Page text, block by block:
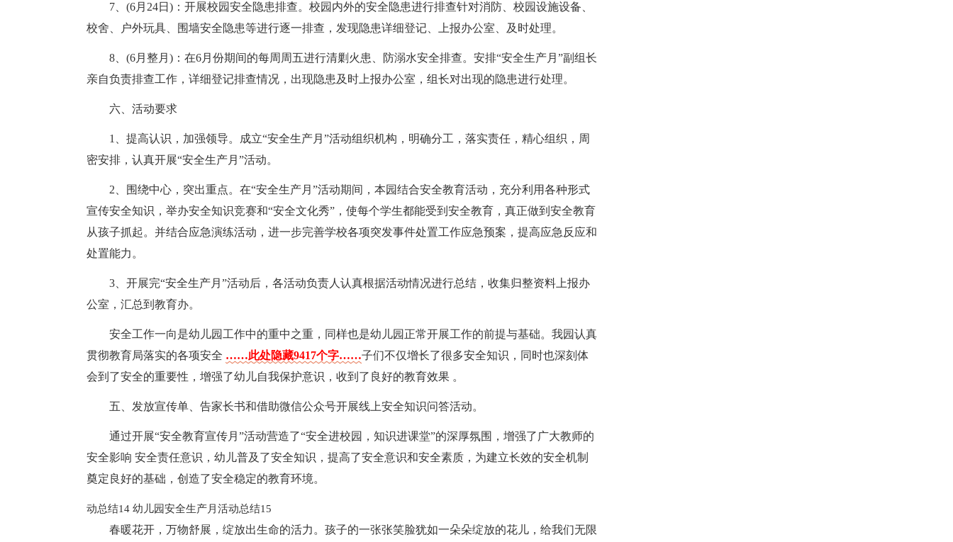
7、(6月24日)：开展校园安全隐患排查。校园内外的安全隐患进行排查针对消防、校园设施设备、
校舍、户外玩具、围墙安全隐患等进行逐一排查，发现隐患详细登记、上报办公室、及时处理。
8、(6月整月)：在6月份期间的每周周五进行清剿火患、防溺水安全排查。安排“安全生产月”副组长
亲自负责排查工作，详细登记排查情况，出现隐患及时上报办公室，组长对出现的隐患进行处理。
六、活动要求
1、提高认识，加强领导。成立“安全生产月”活动组织机构，明确分工，落实责任，精心组织，周
密安排，认真开展“安全生产月”活动。
2、围绕中心，突出重点。在“安全生产月”活动期间，本园结合安全教育活动，充分利用各种形式
宣传安全知识，举办安全知识竞赛和“安全文化秀”，使每个学生都能受到安全教育，真正做到安全教育
从孩子抓起。并结合应急演练活动，进一步完善学校各项突发事件处置工作应急预案，提高应急反应和
处置能力。
3、开展完“安全生产月”活动后，各活动负责人认真根据活动情况进行总结，收集归整资料上报办
公室，汇总到教育办。
安全工作一向是幼儿园工作中的重中之重，同样也是幼儿园正常开展工作的前提与基础。我园认真
贯彻教育局落实的各项安全 ……此处隐藏9417个字……子们不仅增长了很多安全知识，同时也深刻体
会到了安全的重要性，增强了幼儿自我保护意识，收到了良好的教育效果 。
五、发放宣传单、告家长书和借助微信公众号开展线上安全知识问答活动。
通过开展“安全教育宣传月”活动营造了“安全进校园，知识进课堂”的深厚氛围，增强了广大教师的
安全影响 安全责任意识，幼儿普及了安全知识，提高了安全意识和安全素质，为建立长效的安全机制
奠定良好的基础，创造了安全稳定的教育环境。
动总结14
春暖花开，万物舒展，绽放出生命的活力。孩子的一张张笑脸犹如一朵朵绽放的花儿，给我们无限
幼儿园安全生产月活动总结15